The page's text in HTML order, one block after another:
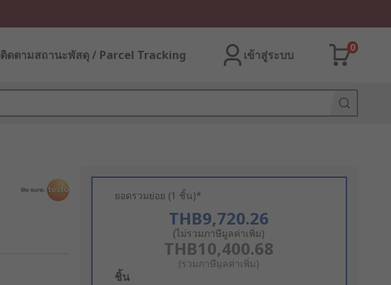
ติดตามสถานะพัสดุ / Parcel Tracking เข้าสู่ระบบ
0
ยอดรวมย่อย (1 ชิ้น)*
THB9,720.26
(ไม่รวมภาษีมูลค่าเพิ่ม)
THB10,400.68
(รวมภาษีมูลค่าเพิ่ม)
Add
ชิ้น